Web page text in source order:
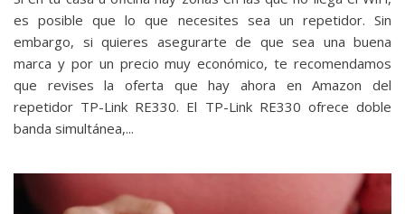
es posible que lo que necesites sea un repetidor. Sin
embargo, si quieres asegurarte de que sea una buena
marca y por un precio muy económico, te recomendamos
que revises la oferta que hay ahora en Amazon del
repetidor TP-Link RE330. El TP-Link RE330 ofrece doble
banda simultánea,...